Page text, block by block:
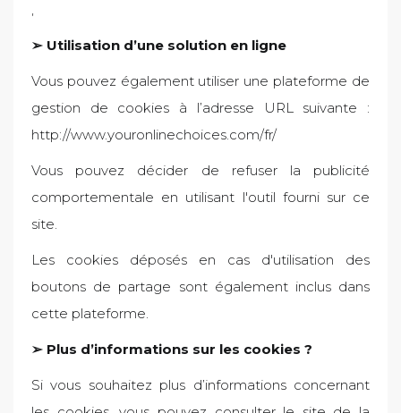
,
➢ Utilisation d’une solution en ligne
Vous pouvez également utiliser une plateforme de
gestion de cookies à l’adresse URL suivante :
http://www.youronlinechoices.com/fr/
Vous pouvez décider de refuser la publicité
comportementale en utilisant l'outil fourni sur ce
site.
Les cookies déposés en cas d'utilisation des
boutons de partage sont également inclus dans
cette plateforme.
➢ Plus d’informations sur les cookies ?
Si vous souhaitez plus d’informations concernant